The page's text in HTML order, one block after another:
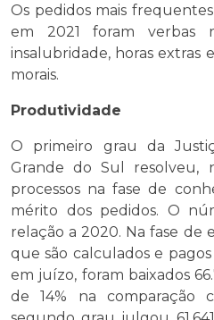
Os pedidos mais
em 2021 foram verbas
insalubridade, horas extras
morais.
Produtividade
O primeiro grau da
Grande do Sul resolveu,
processos na fase de
mérito dos pedidos. O
relação a 2020. Na fase de
que são calculados e
em juízo, foram baixados
de 14% na comparação